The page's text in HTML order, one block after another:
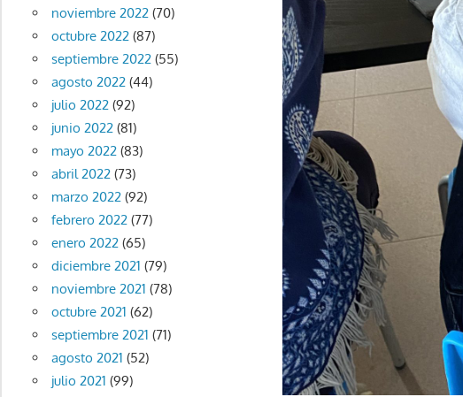
noviembre 2022(70)
octubre 2022(87)
septiembre 2022(55)
agosto 2022(44)
julio 2022(92)
junio 2022(81)
mayo 2022(83)
abril 2022(73)
marzo 2022(92)
febrero 2022(77)
enero 2022(65)
diciembre 2021 (79)
noviembre 2021 (78)
octubre 2021 (62)
septiembre 2021 (71)
agosto 2021 (52)
julio 2021 (99)